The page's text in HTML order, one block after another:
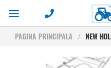
PAGINA PRINCIPALA NEW